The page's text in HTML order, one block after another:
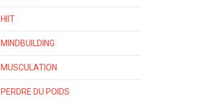
HIIT
MINDBUILDING
MUSCULATION
PERDRE DU POIDS